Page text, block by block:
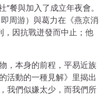
餐與加入了成立年夜會。
周游）與葛力在《燕京消
，因抗戰迸發而中止；他
，本身的前程，平易近族
活動的一種見解》里揭出
我們似嫌太少，而我們所